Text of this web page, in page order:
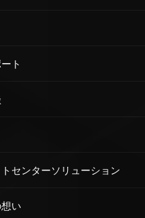
ト
センターソリューション
い